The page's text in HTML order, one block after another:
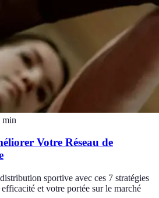
min
Votre Réseau de
sportive avec ces 7 stratégies
et votre portée sur le marché